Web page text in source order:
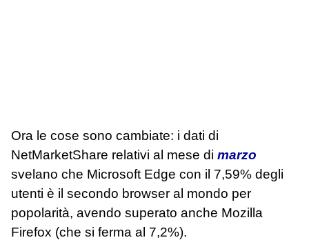
Ora le cose sono cambiate: i dati di
NetMarketShare relativi al mese di marzo
svelano che Microsoft Edge con il 7,59% degli
utenti è il secondo browser al mondo per
popolarità, avendo superato anche Mozilla
Firefox (che si ferma al 7,2%).